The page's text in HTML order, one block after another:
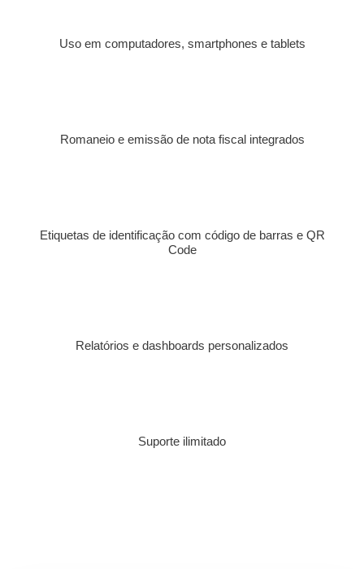
Uso em computadores, smartphones e tablets
Romaneio e emissão de nota fiscal integrados
Etiquetas de identificação com código de barras e QR
Code
Relatórios e dashboards personalizados
Suporte ilimitado